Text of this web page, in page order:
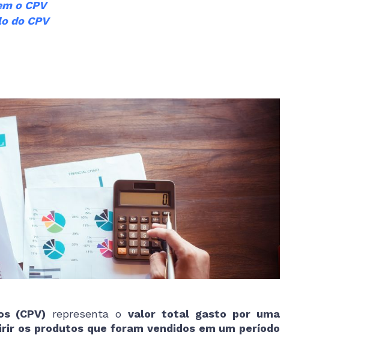
o CPV
do CPV
(CPV) representa ovalor total gasto por uma
os produtos que foram vendidos em um período